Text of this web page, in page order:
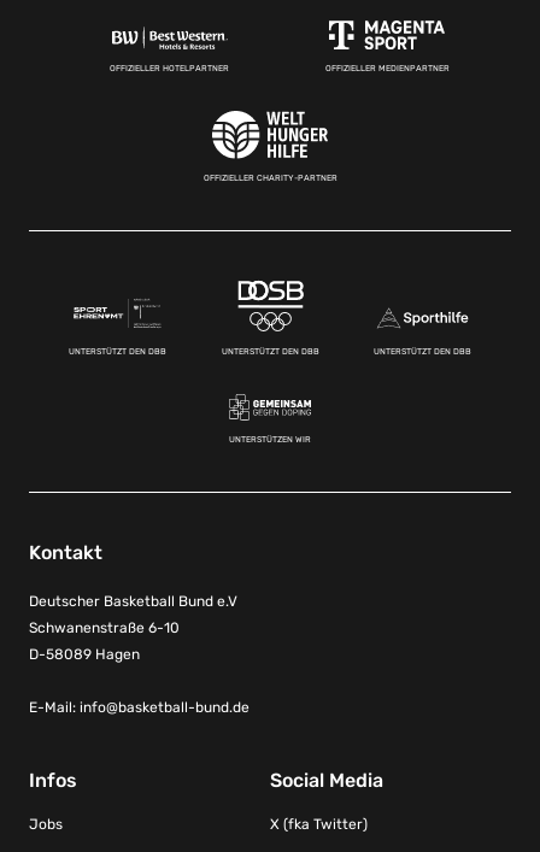
OFFIZIELLER HOTELPARTNER OFFIZIELLER MEDIENPARTNER
OFFIZIELLER CHARITY-PARTNER
UNTERSTÜTZT DEN DBB UNTERSTÜTZT DEN DBB UNTERSTÜTZT DEN DBB
UNTERSTÜTZEN WIR
Kontakt
Deutscher Basketball Bund e.V
Schwanenstraße 6-10
D-58089 Hagen
E-Mail: info@basketball-bund.de
Infos
Jobs
Social Media
X (fka Twitter)